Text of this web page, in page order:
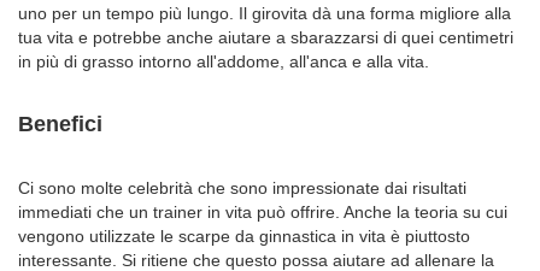
uno per un tempo più lungo. Il girovita dà una forma migliore alla
tua vita e potrebbe anche aiutare a sbarazzarsi di quei centimetri
in più di grasso intorno all'addome, all'anca e alla vita.
Benefici
Ci sono molte celebrità che sono impressionate dai risultati
immediati che un trainer in vita può offrire. Anche la teoria su cui
vengono utilizzate le scarpe da ginnastica in vita è piuttosto
interessante. Si ritiene che questo possa aiutare ad allenare la